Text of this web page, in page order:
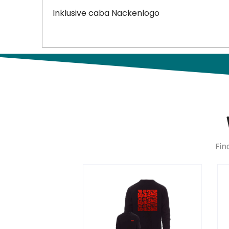
Inklusive caba Nackenlogo